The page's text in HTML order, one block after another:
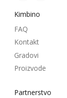
Kimbino
FAQ
Kontakt
Gradovi
Proizvode
Partnerstvo